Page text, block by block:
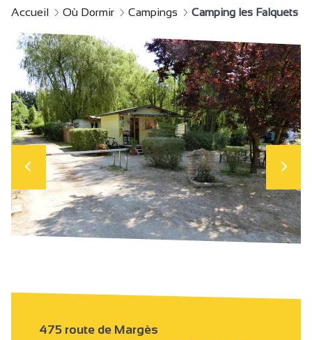
Accueil Où Dormir Campings Camping les Falquets
475 route de Margès